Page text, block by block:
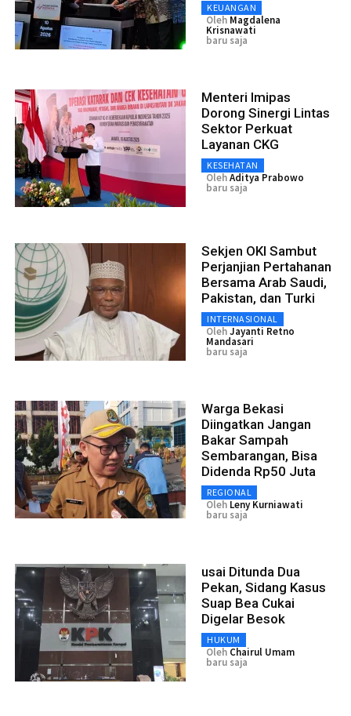
KEUANGAN
Oleh Magdalena
Krisnawati
baru saja
Menteri Imipas
Dorong Sinergi Lintas
Sektor Perkuat
Layanan CKG
KESEHATAN
OlehAditya Prabowo
baru saja
Sekjen OKI Sambut
Perjanjian Pertahanan
Bersama Arab Saudi,
Pakistan, dan Turki
INTERNASIONAL
OlehJayanti Retno
Mandasari
baru saja
Warga Bekasi
Diingatkan Jangan
Bakar Sampah
Sembarangan, Bisa
Didenda Rp50 Juta
REGIONAL
Oleh Leny Kurniawati
baru saja
usai Ditunda Dua
Pekan, Sidang Kasus
Suap Bea Cukai
Digelar Besok
HUKUM
Oleh Chairul Umam
baru saja